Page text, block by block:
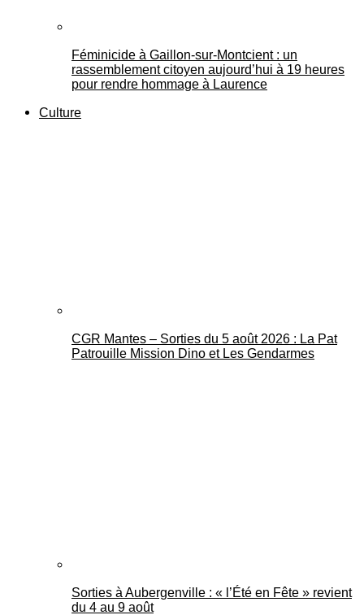
Féminicide à Gaillon‑sur‑Montcient : un
rassemblement citoyen aujourd’hui à 19 heures
pour rendre hommage à Laurence
Culture
CGR Mantes – Sorties du 5 août 2026 : La Pat
Patrouille Mission Dino et Les Gendarmes
Sorties à Aubergenville : « l’Été en Fête » revient
du 4 au 9 août